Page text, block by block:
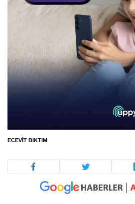
ECEVIT BIKTIM